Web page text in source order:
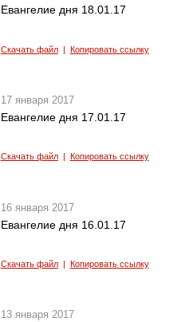
Евангелие дня 18.01.17
Скачать файл| Копировать ссылку
17 января 2017
Евангелие дня 17.01.17
Скачать файл| Копировать ссылку
16 января 2017
Евангелие дня 16.01.17
Скачать файл| Копировать ссылку
13 января 2017